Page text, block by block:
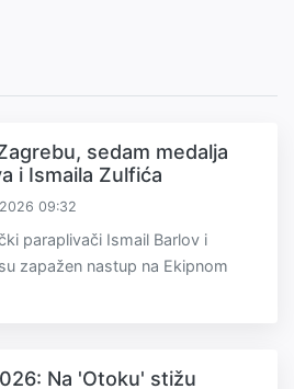
sedam medalja
i Ismaila Zulfića
09:32
paraplivači Ismail Barlov i
zapažen nastup na Ekipnom
Na 'Otoku' stižu